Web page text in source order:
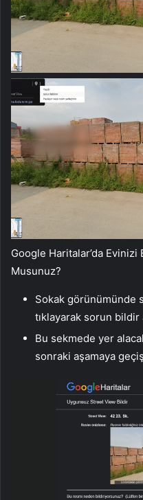
Google Haritalar’da
Musunuz?
Sokak görünümünde
tıklayarak sorun bildir
Bu sekmede yer
sonraki aşamaya